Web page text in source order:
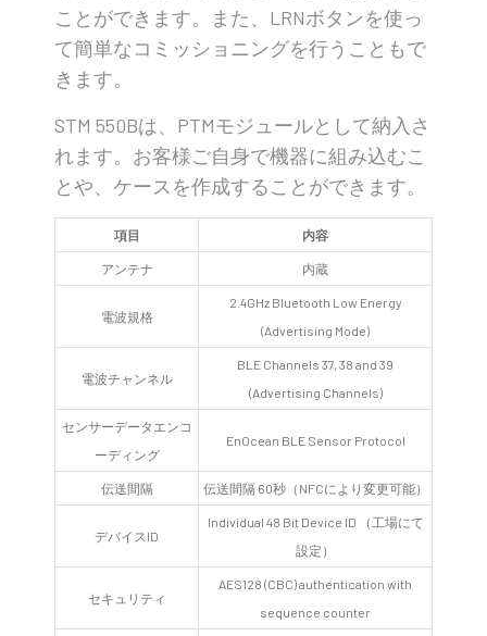
ことができます。また、LRNボタンを使っ
て簡単なコミッショニングを行うこともで
きます。
STM 550Bは、PTMモジュールとして納入さ
れます。お客様ご自身で機器に組み込むこ
とや、ケースを作成することができます。
項目 内容
アンテナ 内蔵
電波規格
2.4GHz Bluetooth Low Energy
(Advertising Mode)
電波チャンネル
BLE Channels 37, 38 and 39
(Advertising Channels)
センサーデータエンコ
ーディング
EnOcean BLE Sensor Protocol
伝送間隔 伝送間隔 60秒（NFCにより変更可能）
デバイスID
Individual 48 Bit Device ID （工場にて
設定）
セキュリティ
AES128 (CBC) authentication with
sequence counter